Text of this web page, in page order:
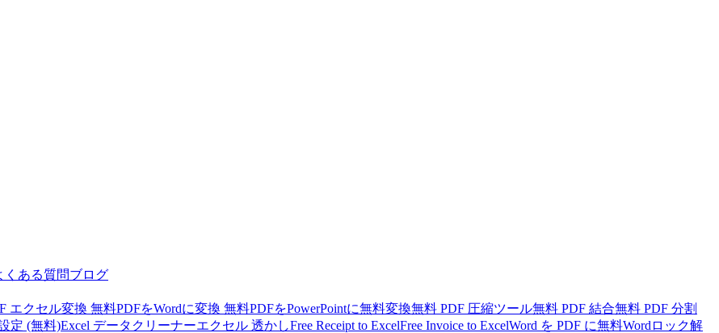
くある質問ブログ
エクセル変換 無料PDFをWordに変換 無料PDFをPowerPointに無料変換無料 PDF 圧縮ツール無料 PDF 結合無料 PDF 分割
定 (無料)Excel データクリーナーエクセル 透かしFree Receipt to ExcelFree Invoice to ExcelWord を PDF に無料Wordロック解